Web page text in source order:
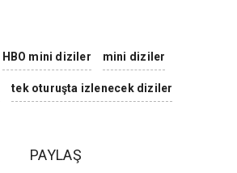
HBO mini diziler mini diziler
tek oturuşta izlenecek diziler
PAYLAŞ